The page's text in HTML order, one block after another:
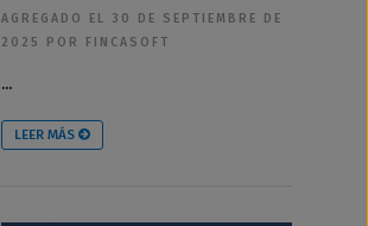
AGREGADO EL 30 DE SEPTIEMBRE DE
2025 POR FINCASOFT
...
LEER MÁS